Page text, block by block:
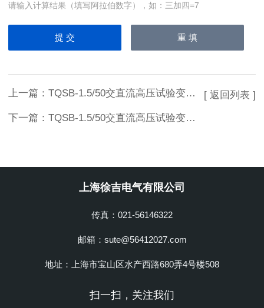
请输入计算结果（填写阿拉伯数字），如：三加四=7
上一篇： TQSB-1.5/50交直流高压试验变压器上海徐吉制造
下一篇： TQSB-1.5/50交直流高压试验变压器上海徐吉生产
[ 返回列表 ]
上海徐吉电气有限公司
传真：021-56146322
邮箱：sute@56412027.com
地址：上海市宝山区水产西路680弄4号楼508
扫一扫，关注我们